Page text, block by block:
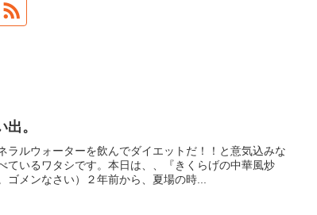
。
ルウォーターを飲んでダイエットだ！！と意気込みな
ているワタシです。本日は、、『きくらげの中華風炒
メンなさい）２年前から、夏場の時...